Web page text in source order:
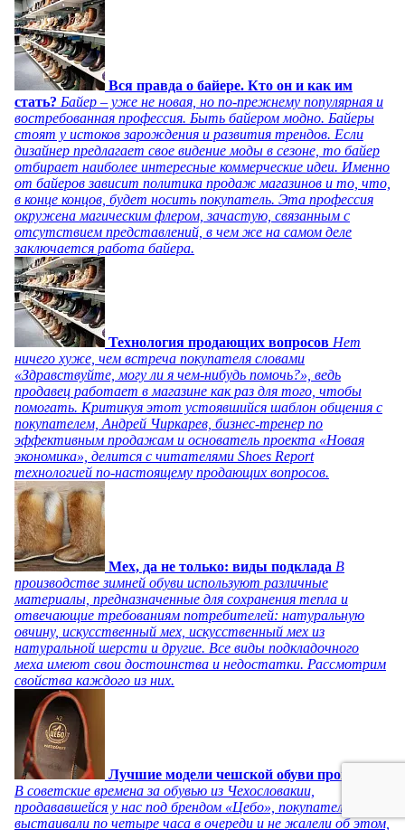
Вся правда о байере. Кто он и как им
стать? Байер – уже не новая, но по-прежнему популярная и
востребованная профессия. Быть байером модно. Байеры
стоят у истоков зарождения и развития трендов. Если
дизайнер предлагает свое видение моды в сезоне, то байер
отбирает наиболее интересные коммерческие идеи. Именно
от байеров зависит политика продаж магазинов и то, что,
в конце концов, будет носить покупатель. Эта профессия
окружена магическим флером, зачастую, связанным с
отсутствием представлений, в чем же на самом деле
заключается работа байера.
Технология продающих вопросов Нет
ничего хуже, чем встреча покупателя словами
«Здравствуйте, могу ли я чем-нибудь помочь?», ведь
продавец работает в магазине как раз для того, чтобы
помогать. Критикуя этот устоявшийся шаблон общения с
покупателем, Андрей Чиркарев, бизнес-тренер по
эффективным продажам и основатель проекта «Новая
экономика», делится с читателями Shoes Report
технологией по-настоящему продающих вопросов.
Мех, да не только: виды подклада В
производстве зимней обуви используют различные
материалы, предназначенные для сохранения тепла и
отвечающие требованиям потребителей: натуральную
овчину, искусственный мех, искусственный мех из
натуральной шерсти и другие. Все виды подкладочного
меха имеют свои достоинства и недостатки. Рассмотрим
свойства каждого из них.
Лучшие модели чешской обуви прошлого
В советские времена за обувью из Чехословакии,
продававшейся у нас под брендом «Цебо», покупатели
выстаивали по четыре часа в очереди и не жалели об этом,